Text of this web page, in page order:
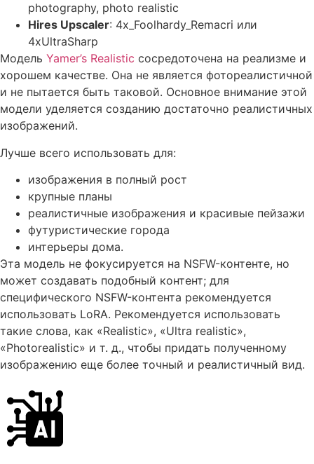
photography, photo realistic
Hires Upscaler: 4x_Foolhardy_Remacri или
4xUltraSharp
Модель Yamer’s Realistic сосредоточена на реализме и
хорошем качестве. Она не является фотореалистичной
и не пытается быть таковой. Основное внимание этой
модели уделяется созданию достаточно реалистичных
изображений.
Лучше всего использовать для:
изображения в полный рост
крупные планы
реалистичные изображения и красивые пейзажи
футуристические города
интерьеры дома.
Эта модель не фокусируется на NSFW-контенте, но
может создавать подобный контент; для
специфического NSFW-контента рекомендуется
использовать LoRA. Рекомендуется использовать
такие слова, как «Realistic», «Ultra realistic»,
«Photorealistic» и т. д., чтобы придать полученному
изображению еще более точный и реалистичный вид.